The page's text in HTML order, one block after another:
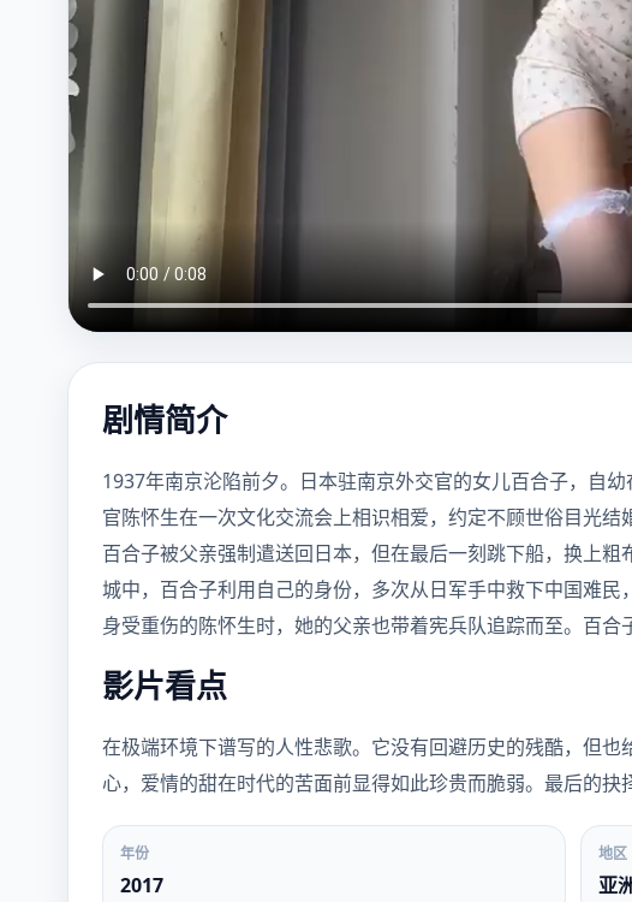
剧情简介
1937年南京沦陷前夕。日本驻南京外交官的女儿百合子，自
官陈怀生在一次文化交流会上相识相爱，约定不顾世俗目光结
百合子被父亲强制遣送回日本，但在最后一刻跳下船，换上
城中，百合子利用自己的身份，多次从日军手中救下中国难民
身受重伤的陈怀生时，她的父亲也带着宪兵队追踪而至。百合
影片看点
在极端环境下谱写的人性悲歌。它没有回避历史的残酷，但
心，爱情的甜在时代的苦面前显得如此珍贵而脆弱。最后的抉
年份
2017
地区
亚